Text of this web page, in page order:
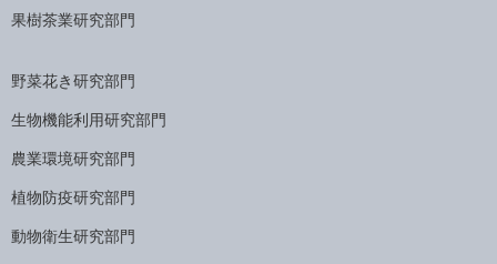
果樹茶業研究部門
野菜花き研究部門
生物機能利用研究部門
農業環境研究部門
植物防疫研究部門
動物衛生研究部門